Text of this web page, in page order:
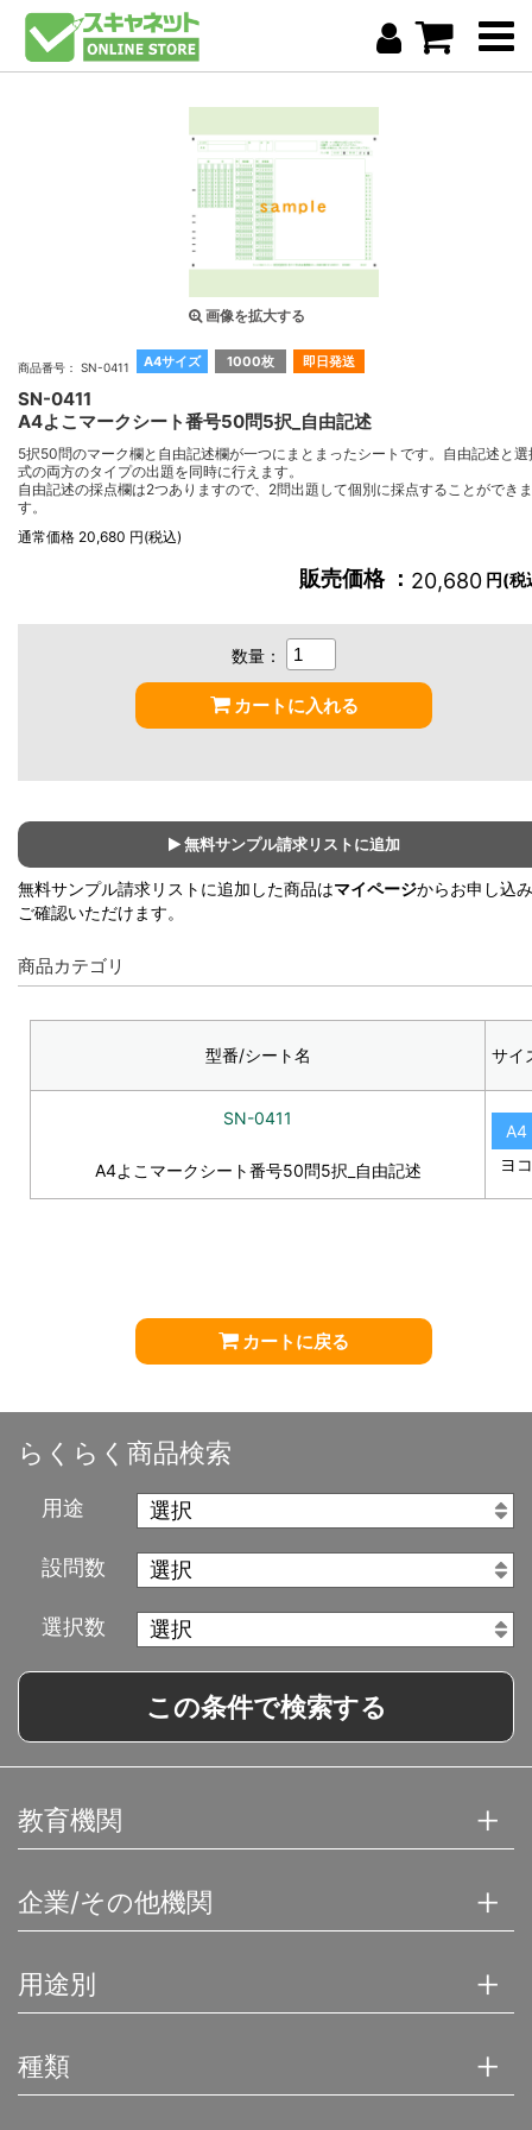
画像を拡大する
A4サイズ 1000枚 即日発送
商品番号： SN-0411
SN-0411
A4よこマークシート番号50問5択_自由記述
5択50問のマーク欄と自由記述欄が一つにまとまったシートです。自由記述と選
式の両方のタイプの出題を同時に行えます。
自由記述の採点欄は2つありますので、2問出題して個別に採点することができま
す。
通常価格 20,680 円(税込)
販売価格 ： 20,680 円(税
数量：
カートに入れる
無料サンプル請求リストに追加
無料サンプル請求リストに追加した商品はマイページからお申し込
ご確認いただけます。
商品カテゴリ
型番/シート名 サイ
SN-0411
A4よこマークシート番号50問5択_自由記述
A4
ヨコ
カートに戻る
らくらく商品検索
用途
設問数
選択数
この条件で検索する
教育機関
企業/その他機関
用途別
種類